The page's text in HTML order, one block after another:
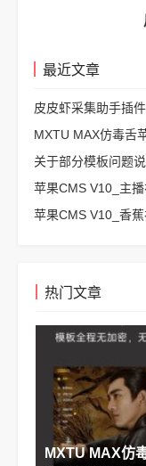
最近文章
皮皮虾采集助手插
关于部分模板问题
苹果CMS V10_香
热门文章
MXTU MAX仿